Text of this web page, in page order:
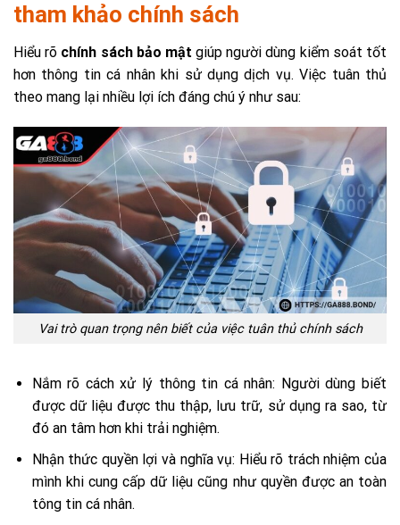
tham khảo chính sách
Hiểu rõ chính sách bảo mật giúp người dùng kiểm soát tốt
hơn thông tin cá nhân khi sử dụng dịch vụ. Việc tuân thủ
theo mang lại nhiều lợi ích đáng chú ý như sau:
Vai trò quan trọng nên biết của việc tuân thủ chính sách
Nắm rõ cách xử lý thông tin cá nhân: Người dùng biết
được dữ liệu được thu thập, lưu trữ, sử dụng ra sao, từ
đó an tâm hơn khi trải nghiệm.
Nhận thức quyền lợi và nghĩa vụ: Hiểu rõ trách nhiệm của
mình khi cung cấp dữ liệu cũng như quyền được an toàn
tông tin cá nhân.